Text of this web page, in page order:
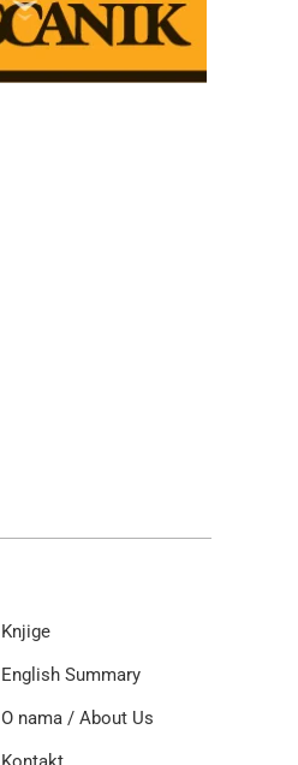
Knjige
English Summary
O nama / About Us